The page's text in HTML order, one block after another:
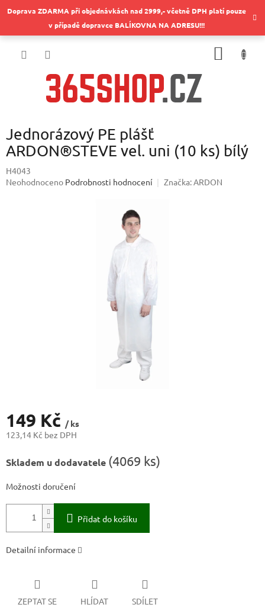
naDoprava ZDARMA při objednávkách nad 2999,- včetně DPH platí pouze
v případě dopravce BALÍKOVNA NA ADRESU!!!
Jednorázový PE plášť
ARDON®STEVE vel. uni (10 ks) bílý
H4043
Průměrné
Neohodnoceno Podrobnosti hodnocení Značka:ARDON
149 Kč / ks
123,14 Kč bez DPH
cena:
Skladem u dodavatele (4069 ks)
Možnosti doručení
Přidat do košíku
Detailní informace
ZEPTAT SE HLÍDAT SDÍLET